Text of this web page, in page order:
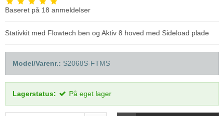
Baseret på 18 anmeldelser
Stativkit med Flowtech ben og Aktiv 8 hoved med Sideload plade
Model/Varenr.: S2068S-FTMS
Lagerstatus: På eget lager